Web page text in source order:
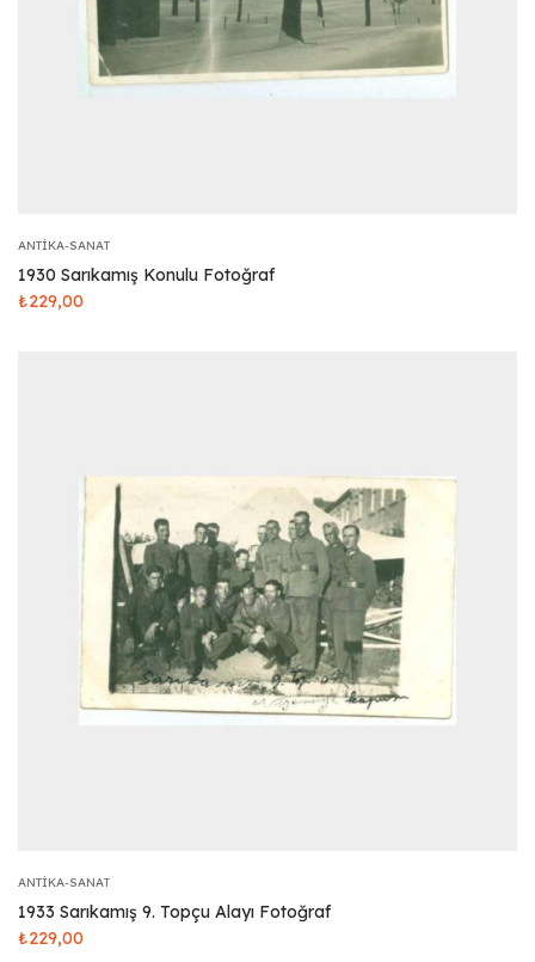
ANTIKA-SANAT
1930 Sarıkamış Konulu Fotoğraf
₺229,00
ANTIKA-SANAT
1933 Sarıkamış 9. Topçu Alayı Fotoğraf
₺229,00